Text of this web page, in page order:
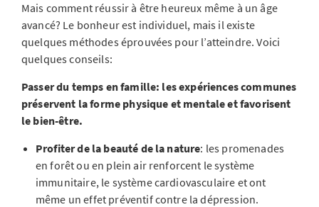
Mais comment réussir à être heureux même à un âge
avancé? Le bonheur est individuel, mais il existe
quelques méthodes éprouvées pour l’atteindre. Voici
quelques conseils:
Passer du temps en famille: les expériences communes
préservent la forme physique et mentale et favorisent
le bien-être.
Profiter de la beauté de la nature: les promenades
en forêt ou en plein air renforcent le système
immunitaire, le système cardiovasculaire et ont
même un effet préventif contre la dépression.